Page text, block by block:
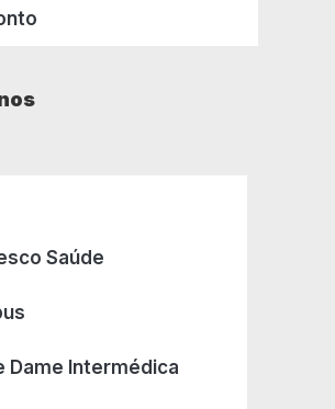
Saúde
Dame Intermédica